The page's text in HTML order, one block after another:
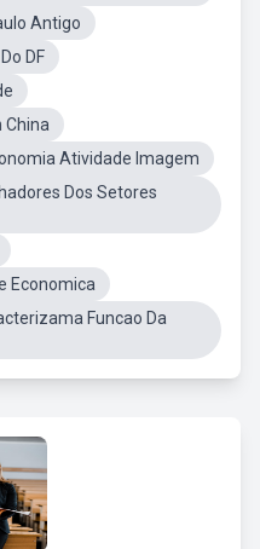
Antigo
DF
China
Atividade Imagem
Dos Setores
Economica
Funcao Da